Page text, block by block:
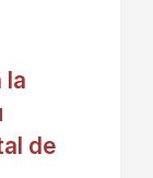
la
de